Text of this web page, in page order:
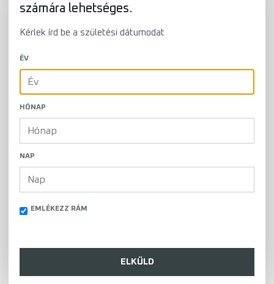
számára lehetséges.
Kérlek írd be a születési dátumodat
ÉV
HÓNAP
NAP
EMLÉKEZZ RÁM
ELKÜLD